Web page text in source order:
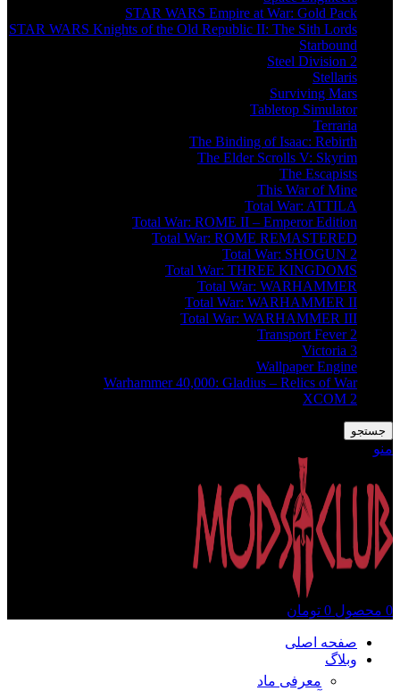
STAR WARS Empire at War: Gold Pack
STAR WARS Knights of the Old Republic II: The Sith Lords
Starbound
Steel Division 2
Stellaris
Surviving Mars
Tabletop Simulator
Terraria
The Binding of Isaac: Rebirth
The Elder Scrolls V: Skyrim
The Escapists
This War of Mine
Total War: ATTILA
Total War: ROME II – Emperor Edition
Total War: ROME REMASTERED
Total War: SHOGUN 2
Total War: THREE KINGDOMS
Total War: WARHAMMER
Total War: WARHAMMER II
Total War: WARHAMMER III
Transport Fever 2
Victoria 3
Wallpaper Engine
Warhammer 40,000: Gladius – Relics of War
XCOM 2
جستجو
منو
0 محصول 0 تومان
صفحه اصلی
وبلاگ
معرفی ماد